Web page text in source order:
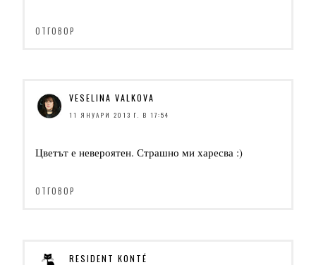
ОТГОВОР
VESELINA VALKOVA
11 ЯНУАРИ 2013 Г. В 17:54
Цветът е невероятен. Страшно ми харесва :)
ОТГОВОР
RESIDENT KONTÉ